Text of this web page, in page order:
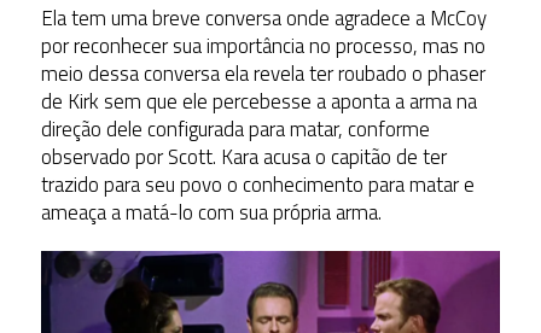
Ela tem uma breve conversa onde agradece a McCoy
por reconhecer sua importância no processo, mas no
meio dessa conversa ela revela ter roubado o phaser
de Kirk sem que ele percebesse a aponta a arma na
direção dele configurada para matar, conforme
observado por Scott. Kara acusa o capitão de ter
trazido para seu povo o conhecimento para matar e
ameaça a matá-lo com sua própria arma.